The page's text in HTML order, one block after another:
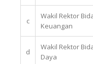
c
Wakil Rektor
Keuangan
d
Wakil Rektor
Daya